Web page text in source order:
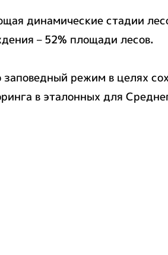
динамические стадии
– 52% площади лесов.
режим в целях
в эталонных для